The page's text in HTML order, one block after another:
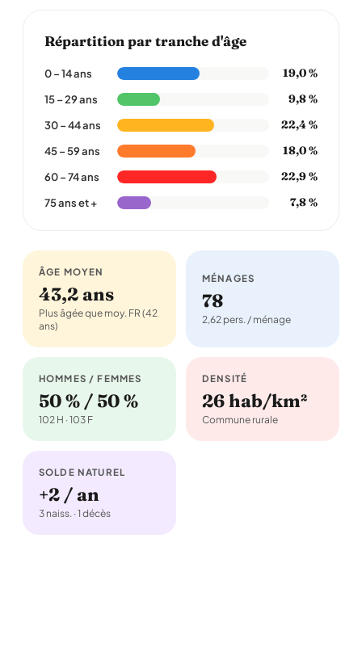
Répartition par tranche d'âge
0 – 14 ans 19,0 %
15 – 29 ans 9,8 %
30 – 44 ans 22,4 %
45 – 59 ans 18,0 %
60 – 74 ans 22,9 %
75 ans et + 7,8 %
ÂGE MOYEN
43,2 ans
Plus âgée que moy. FR (42
ans)
MÉNAGES
78
2,62 pers. / ménage
HOMMES / FEMMES
50 % / 50 %
102 H · 103 F
DENSITÉ
26 hab/km²
Commune rurale
SOLDE NATUREL
+2 / an
3 naiss. · 1 décès